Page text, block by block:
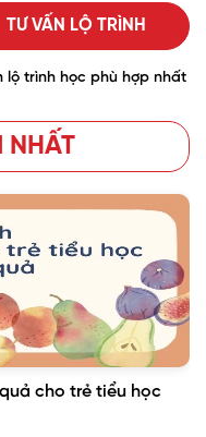
TƯ VẤN LỘ TRÌNH
lộ trình học phù hợp nhất
NHẤT
cho trẻ tiểu học